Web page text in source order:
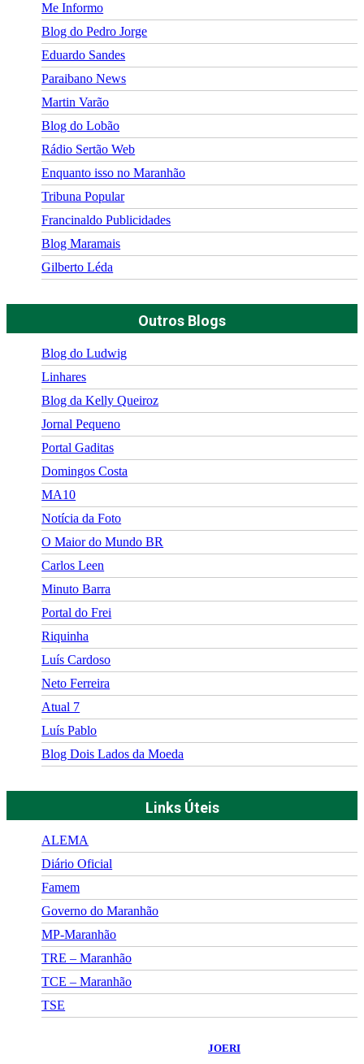
Me Informo
Blog do Pedro Jorge
Eduardo Sandes
Paraibano News
Martin Varão
Blog do Lobão
Rádio Sertão Web
Enquanto isso no Maranhão
Tribuna Popular
Francinaldo Publicidades
Blog Maramais
Gilberto Léda
Outros Blogs
Blog do Ludwig
Linhares
Blog da Kelly Queiroz
Jornal Pequeno
Portal Gaditas
Domingos Costa
MA10
Notícia da Foto
O Maior do Mundo BR
Carlos Leen
Minuto Barra
Portal do Frei
Riquinha
Luís Cardoso
Neto Ferreira
Atual 7
Luís Pablo
Blog Dois Lados da Moeda
Links Úteis
ALEMA
Diário Oficial
Famem
Governo do Maranhão
MP-Maranhão
TRE – Maranhão
TCE – Maranhão
TSE
JOERI